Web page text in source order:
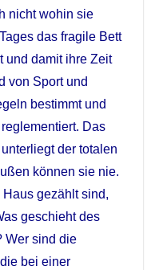
nicht wohin sie
das fragile Bett
und damit ihre Zeit
von Sport und
bestimmt und
Das
der totalen
können sie nie.
Haus gezählt sind,
geschieht des
Wer sind die
bei einer